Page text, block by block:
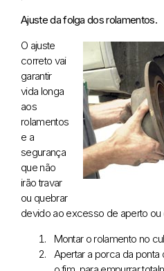
Ajuste da folga dos rolamentos.
O ajuste
correto vai
garantir
vida longa
aos
rolamentos
e a
segurança
que não
irão travar
ou quebrar
devido ao excesso de aperto ou
Montar o rolamento no
Apertar a porca da